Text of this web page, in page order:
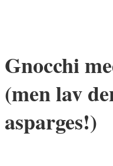
Gnocchi
(men lav
asparges!)